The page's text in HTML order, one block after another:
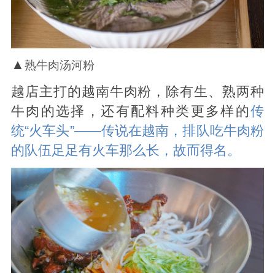
▲ 熟牛肉汤河粉
越店主打的越南牛肉粉，除有生、熟两种
牛肉的选择，还有配料种类更多样的传
统“火车头”——传说在越南，排队吃牛肉粉
的队伍足足有火车那么长，故而得名。